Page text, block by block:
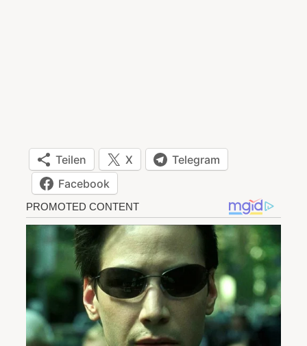
Teilen X
Telegram
Facebook